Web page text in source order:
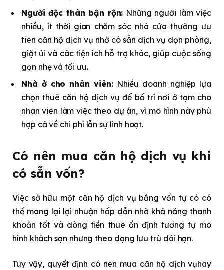
Người độc thân bận rộn: Những người làm việc
nhiều, ít thời gian chăm sóc nhà cửa thường ưu
tiên căn hộ dịch vụ nhờ có sẵn dịch vụ dọn phòng,
giặt ủi và các tiện ích hỗ trợ khác, giúp cuộc sống
gọn nhẹ và tối ưu.
Nhà ở cho nhân viên:Nhiều doanh nghiệp lựa
chọn thuê căn hộ dịch vụ để bố trí nơi ở tạm cho
nhân viên làm việc theo dự án, vì mô hình này phù
hợp cả về chi phí lẫn sự linh hoạt.
Có nên mua căn hộ dịch vụ khi
có sẵn vốn?
Việc sở hữu một căn hộ dịch vụ bằng vốn tự có có
thể mang lại lợi nhuận hấp dẫn nhờ khả năng thanh
khoản tốt và dòng tiền thuê ổn định tương tự mô
hình khách sạn nhưng theo dạng lưu trú dài hạn.
Tuy vậy, quyết định có nên mua căn hộ dịch vụhay